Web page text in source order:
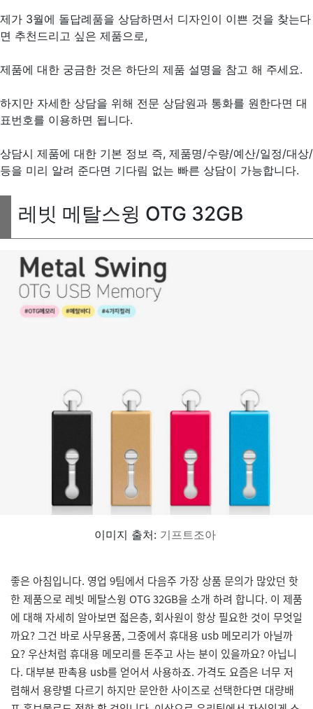
제가 3월에 돌답례품을 상담하면서 디자인이 이쁜 것을 찾는다
면 추천드리고 싶은 제품으로,
제품에 대한 궁금한 것은 하단의 제품 설명을 참고 해 주세요.
하지만 자세한 상담을 위해 전문 상담원과 통화를 원한다면 대
표번호를 이용하면 됩니다.
상담시 제품에 대한 기본 정보 즉, 제품명/수량/예산/일정/대상/
등을 미리 알려 준다면 기다림 없는 빠른 상담이 가능합니다.
레빗 메탈스윙 OTG 32GB
이미지 출처: 기프트조아
좋은 아침입니다. 영업 9팀에서 다음주 가장 상품 문의가 많았던 핫
한 제품으로 레빗 메탈스윙 OTG 32GB을 소개 하려 합니다. 이 제품
에 대해 자세히 알아보면 젋은층, 회사원이 항상 필요한 것이 무엇일
까요? 그건 바로 사무용품, 그중에서 휴대용 usb 메모리가 아닐까
요? 우산처럼 휴대용 메모리를 돈주고 사는 분이 있을까요? 아닙니
다. 대부분 판촉용 usb를 얻어서 사용하죠. 가격도 요즘은 너무 저
렴해서 용량별 다르기 하지만 문안한 사이즈로 선택한다면 대량배